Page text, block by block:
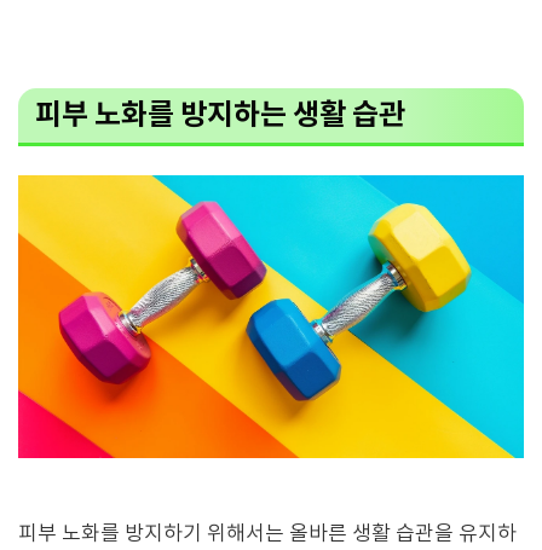
피부 노화를 방지하는 생활 습관
피부 노화를 방지하기 위해서는 올바른 생활 습관을 유지하